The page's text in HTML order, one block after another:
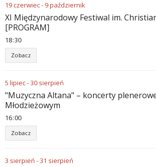
19czerwiec- 9październik
XI Międzynarodowy Festiwal im.
[PROGRAM]
18:30
Zobacz
5 lipiec-30 sierpień
"Muzyczna Altana" – koncerty
Młodzieżowym
16:00
Zobacz
3 sierpień -31 sierpień